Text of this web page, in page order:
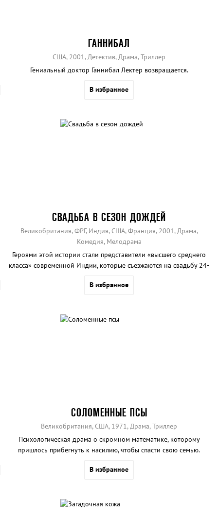
ГАННИБАЛ
США, 2001, Детектив, Драма, Триллер
Гениальный доктор Ганнибал Лектер возвращается.
В избранное
СВАДЬБА В СЕЗОН ДОЖДЕЙ
Великобритания, ФРГ, Индия, США, Франция, 2001, Драма,
Комедия, Мелодрама
Героями этой истории стали представители «высшего среднего
класса» современной Индии, которые съезжаются на свадьбу 24-
В избранное
СОЛОМЕННЫЕ ПСЫ
Великобритания, США, 1971, Драма, Триллер
Психологическая драма о скромном математике, которому
пришлось прибегнуть к насилию, чтобы спасти свою семью.
В избранное